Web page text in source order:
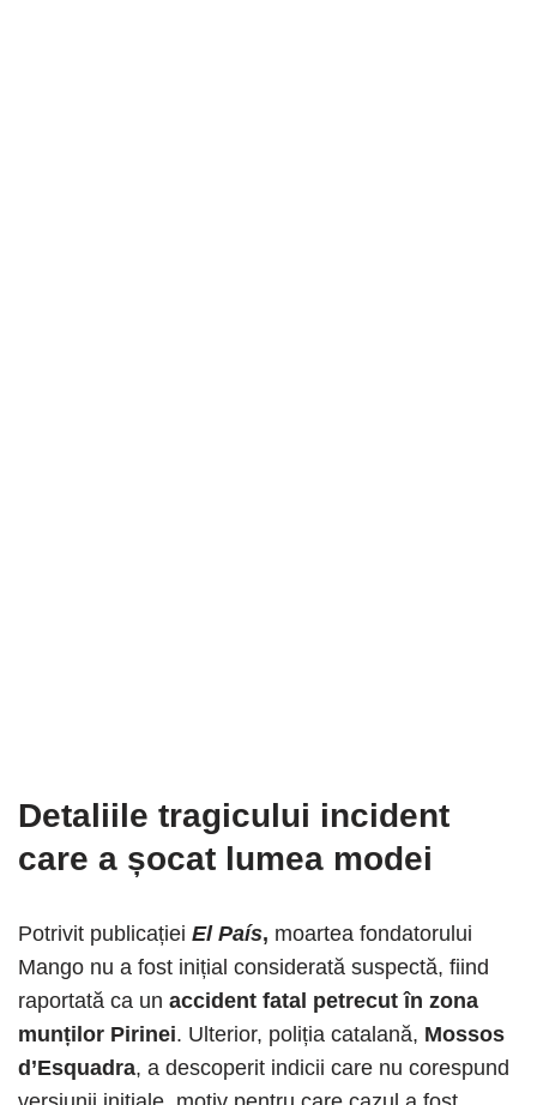
Detaliile tragicului incident
care a șocat lumea modei
Potrivit publicației El País, moartea fondatorului
Mango nu a fost inițial considerată suspectă, fiind
raportată ca un accident fatal petrecut în zona
munților Pirinei. Ulterior, poliția catalană, Mossos
d’Esquadra, a descoperit indicii care nu corespund